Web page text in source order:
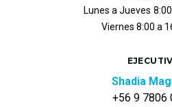
Lunes a Jueves
Viernes 8:00 a
Shadia
+56 9 7806